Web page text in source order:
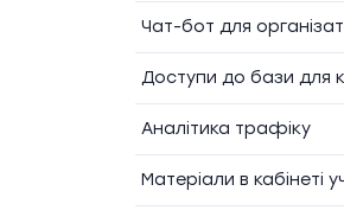
Чат-бот для
Доступи до бази для
Аналітика трафіку
Матеріали в кабінеті